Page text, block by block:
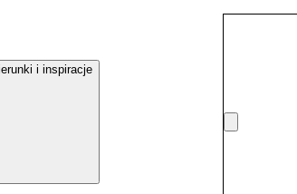
i inspiracje